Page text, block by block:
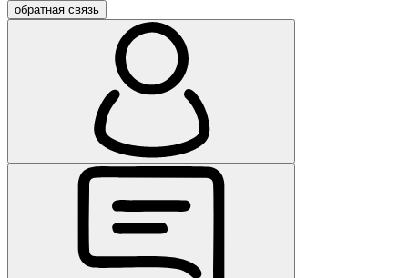
обратная связь